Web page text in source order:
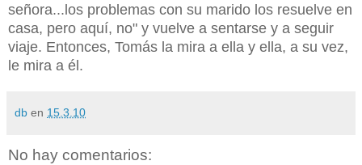
señora...los problemas con su marido los resuelve en
casa, pero aquí, no" y vuelve a sentarse y a seguir
viaje. Entonces, Tomás la mira a ella y ella, a su vez,
le mira a él.
db en 15.3.10
No hay comentarios: